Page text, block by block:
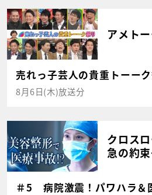
アメト
売れっ子芸人の貴重トーー
8月6日(木)放送分
クロス
急の約
＃5 病院激震！パワハラ＆